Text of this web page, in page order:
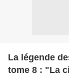
La légende
tome 8 : "La